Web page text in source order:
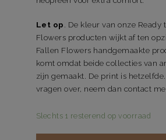
Let op . De kleur van onze Ready
Flowers producten wijkt af ten
Fallen Flowers handgemaakte
komt omdat beide collecties van
zijn gemaakt. De print is
vragen over, neem dan contact
Slechts 1 resterend op voorraad